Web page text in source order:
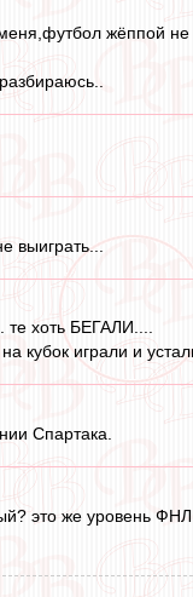
жёппой не
выиграть...
те хоть БЕГАЛИ....
кубок играли и
Спартака.
это же уровень